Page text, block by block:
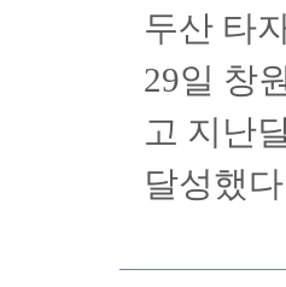
두산 타
29일 창
고 지난
달성했